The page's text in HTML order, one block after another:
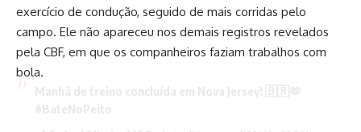
exercício de condução, seguido de mais corridas pelo
campo. Ele não apareceu nos demais registros revelados
pela CBF, em que os companheiros faziam trabalhos com
bola.